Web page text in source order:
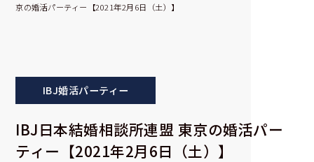
京の婚活パーティー【2021年2月6日（土）】
IBJ婚活パーティー
IBJ日本結婚相談所連盟 東京の婚活パー
ティー【2021年2月6日（土）】